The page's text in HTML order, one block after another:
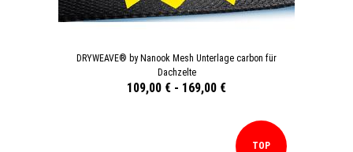
DRYWEAVE® by Nanook Mesh Unterlage carbon für
Dachzelte
109,00 € - 169,00 €
TOP